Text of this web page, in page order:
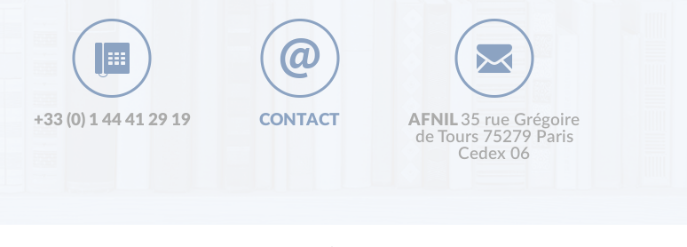
+33 (0) 1 44 41 29 19 CONTACT AFNIL 35 rue Grégoire
de Tours 75279 Paris
Cedex 06